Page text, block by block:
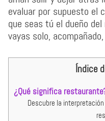
evaluar por supuesto el
que seas tú el dueño
vayas solo,
Índice
¿Qué significa
Descubre la